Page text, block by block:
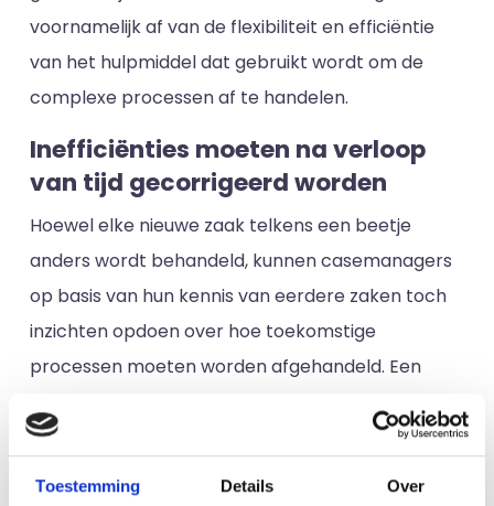
Toestemming Details Over
voornamelijk af van de flexibiliteit en efficiëntie
van het hulpmiddel dat gebruikt wordt om de
complexe processen af te handelen.
Inefficiënties moeten na verloop
van tijd gecorrigeerd worden
Hoewel elke nieuwe zaak telkens een beetje
anders wordt behandeld, kunnen casemanagers
op basis van hun kennis van eerdere zaken toch
inzichten opdoen over hoe toekomstige
processen moeten worden afgehandeld. Een
het gemakkelijker maken om de inefficiëntie van